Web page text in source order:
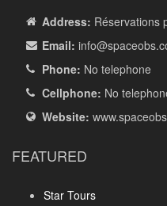
Address: Réservations
Email: info
Phone: No telephone
Cellphone: No
Website:
FEATURED
Star Tours